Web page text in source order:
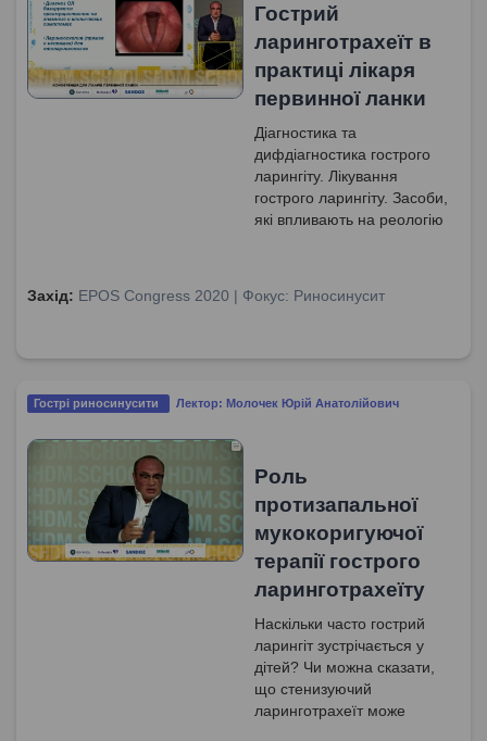
Гострий
ларинготрахеїт в
практиці лікаря
первинної ланки
Діагностика та
дифдіагностика гострого
ларингіту. Лікування
гострого ларингіту. Засоби,
які впливають на реологію
ларинготрахеїту (ГСЛТ).
Захід: EPOS Congress 2020 | Фокус: Риносинусит
Гострі риносинусити Лектор: Молочек Юрій Анатолійович
Роль
протизапальної
мукокоригуючої
терапії гострого
ларинготрахеїту
Наскільки часто гострий
ларингіт зустрічається у
дітей? Чи можна сказати,
що стенизуючий
ларинготрахеїт може